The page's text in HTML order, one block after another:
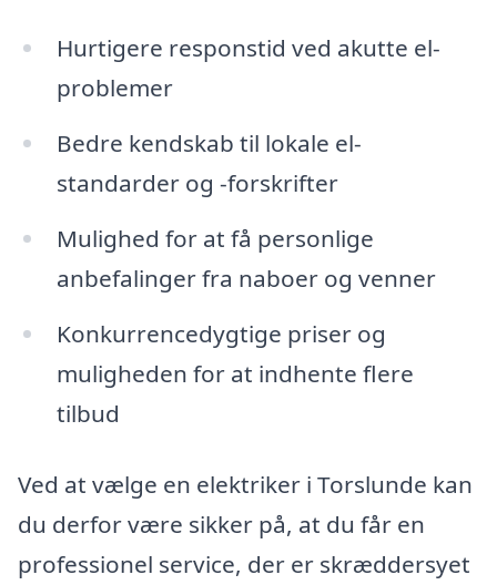
Hurtigere responstid ved akutte el-
problemer
Bedre kendskab til lokale el-
standarder og -forskrifter
Mulighed for at få personlige
anbefalinger fra naboer og venner
Konkurrencedygtige priser og
muligheden for at indhente flere
tilbud
Ved at vælge en elektriker i Torslunde kan
du derfor være sikker på, at du får en
professionel service, der er skræddersyet